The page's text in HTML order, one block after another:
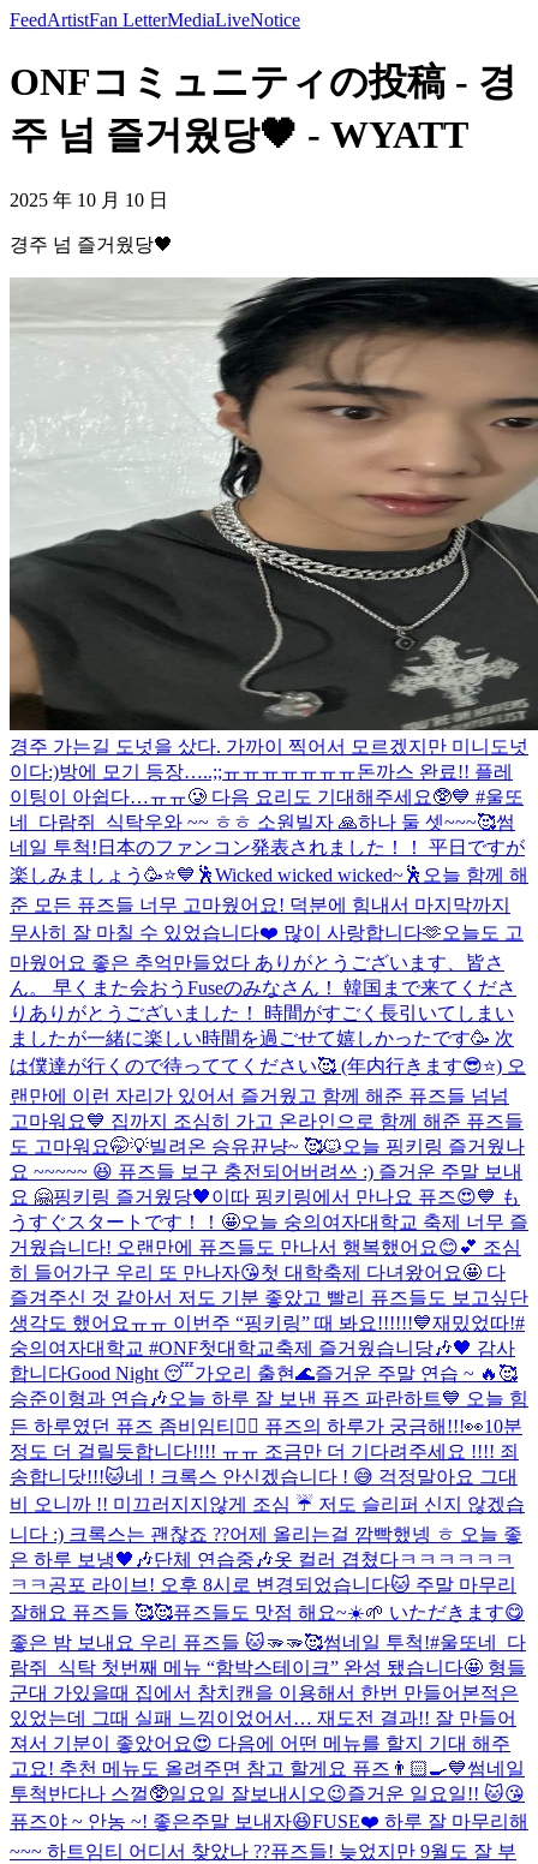
FeedArtistFan LetterMediaLiveNotice
ONFコミュニティの投稿 - 경
주 넘 즐거웠당🖤 - WYATT
2025 年 10 月 10 日
경주 넘 즐거웠당🖤
경주 가는길 도넛을 샀다. 가까이 찍어서 모르겠지만 미니도넛
이다:)방에 모기 등장…..;;ㅠㅠㅠㅠㅠㅠㅠ돈까스 완료!! 플레
이팅이 아쉽다…ㅠㅠ🥲 다음 요리도 기대해주세요🥸💙 #울또
네_다람쥐_식탁우와 ~~ ㅎㅎ 소원빌자 🙏하나 둘 셋~~~🥰썸
네일 투척! 日本のファンコン発表されました！！ 平日ですが
楽しみましょう🥳⭐️💙 🕺Wicked wicked wicked~🕺 오늘 함께 해
준 모든 퓨즈들 너무 고마웠어요! 덕분에 힘내서 마지막까지
무사히 잘 마칠 수 있었습니다❤️ 많이 사랑합니다🫶오늘도 고
마웠어요 좋은 추억만들었다 ありがとうございます、皆さ
ん。 早くまた会おう Fuseのみなさん！ 韓国まで来てくださ
りありがとうございました！ 時間がすごく長引いてしまい
ましたが一緒に楽しい時間を過ごせて嬉しかったです🥳 次
は僕達が行くので待っててください🥰 (年内行きます😎⭐️) 오
랜만에 이런 자리가 있어서 즐거웠고 함께 해준 퓨즈들 넘넘
고마워요💙 집까지 조심히 가고 온라인으로 함께 해준 퓨즈들
도 고마워요🤭💡빌려온 승유뀬냥~ 🥰🐱오늘 핑키링 즐거웠나
요 ~~~~~ 😆 퓨즈들 보구 충전되어버려쓰 :) 즐거운 주말 보내
요 🤗핑키링 즐거웠당🖤이따 핑키링에서 만나요 퓨즈😍💙 も
うすぐスタートです！！🤩오늘 숭의여자대학교 축제 너무 즐
거웠습니다! 오랜만에 퓨즈들도 만나서 행복했어요😊💕 조심
히 들어가구 우리 또 만나자😘첫 대학축제 다녀왔어요🤩 다
즐겨주신 것 같아서 저도 기분 좋았고 빨리 퓨즈들도 보고싶단
생각도 했어요ㅠㅠ 이번주 “핑키링” 때 봐요!!!!!!💙재밌었따!#
숭의여자대학교 #ONF첫대학교축제 즐거웠습니당🎶🖤 감사
합니다Good Night 😴가오리 출현🌊즐거운 주말 연습 ~ 🔥🥰
승준이형과 연습🎶오늘 하루 잘 보낸 퓨즈 파란하트💙 오늘 힘
든 하루였던 퓨즈 좀비임티🧟‍♂️ 퓨즈의 하루가 궁금해!!!👀10분
정도 더 걸릴듯합니다!!!! ㅠㅠ 조금만 더 기다려주세요 !!!! 죄
송합니닷!!!🐱네 ! 크록스 안신겠습니다 ! 😅 걱정말아요 그대
비 오니까 !! 미끄러지지않게 조심 ☔️ 저도 슬리퍼 신지 않겠습
니다 :) 크록스는 괜찮죠 ??어제 올리는걸 깜빡했넹 ㅎ 오늘 좋
은 하루 보냉🖤🎶단체 연습중🎶옷 컬러 겹쳤다ㅋㅋㅋㅋㅋㅋ
ㅋㅋ 공포 라이브! 오후 8시로 변경되었습니다🐱 주말 마무리
잘해요 퓨즈들 🥰🥰퓨즈들도 맛점 해요~☀️🌱 いただきます😋
좋은 밤 보내요 우리 퓨즈들 🐱🫳🫳🥰썸네일 투척!#울또네_다
람쥐_식탁 첫번째 메뉴 “함박스테이크” 완성 됐습니다🤩 형들
군대 가있을때 집에서 참치캔을 이용해서 한번 만들어본적은
있었는데 그때 실패 느낌이었어서… 재도전 결과!! 잘 만들어
져서 기분이 좋았어요😍 다음에 어떤 메뉴를 할지 기대 해주
고요! 추천 메뉴도 올려주면 참고 할게요 퓨즈👨🏻‍🍳💙썸네일
투척반다나 스껄🥸일요일 잘보내시오😉즐거운 일요일!! 🐱😘
퓨즈야 ~ 안농 ~! 좋은주말 보내자😆FUSE❤️ 하루 잘 마무리해
~~~ 하트임티 어디서 찾았나 ??퓨즈들! 늦었지만 9월도 잘 부